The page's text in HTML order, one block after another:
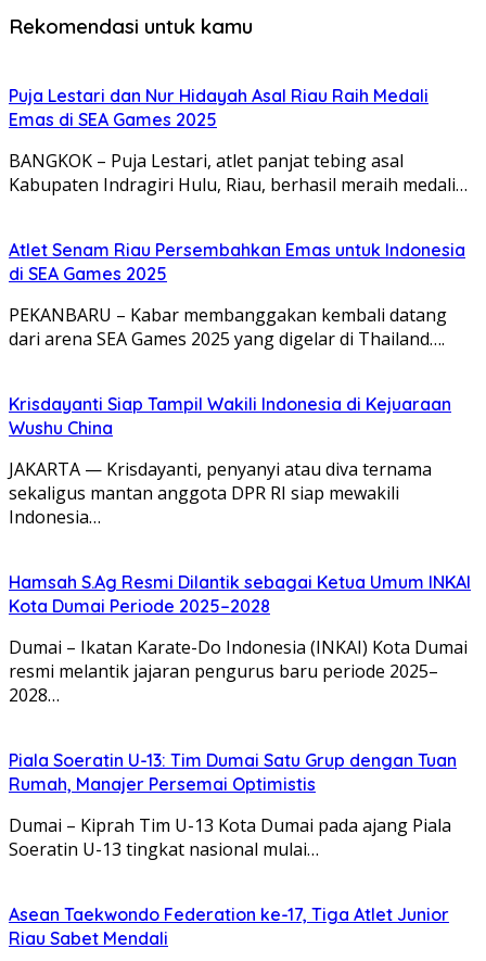
Rekomendasi untuk kamu
Puja Lestari dan Nur Hidayah Asal Riau Raih Medali
Emas di SEA Games 2025
BANGKOK – Puja Lestari, atlet panjat tebing asal
Kabupaten Indragiri Hulu, Riau, berhasil meraih medali…
Atlet Senam Riau Persembahkan Emas untuk Indonesia
di SEA Games 2025
PEKANBARU – Kabar membanggakan kembali datang
dari arena SEA Games 2025 yang digelar di Thailand….
Krisdayanti Siap Tampil Wakili Indonesia di Kejuaraan
Wushu China
JAKARTA — Krisdayanti, penyanyi atau diva ternama
sekaligus mantan anggota DPR RI siap mewakili
Indonesia…
Hamsah S.Ag Resmi Dilantik sebagai Ketua Umum INKAI
Kota Dumai Periode 2025–2028
Dumai – Ikatan Karate-Do Indonesia (INKAI) Kota Dumai
resmi melantik jajaran pengurus baru periode 2025–
2028…
Piala Soeratin U-13: Tim Dumai Satu Grup dengan Tuan
Rumah, Manajer Persemai Optimistis
Dumai – Kiprah Tim U-13 Kota Dumai pada ajang Piala
Soeratin U-13 tingkat nasional mulai…
Asean Taekwondo Federation ke-17, Tiga Atlet Junior
Riau Sabet Mendali